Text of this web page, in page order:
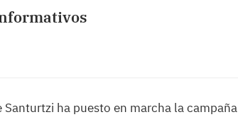
ha puesto en marcha la campaña